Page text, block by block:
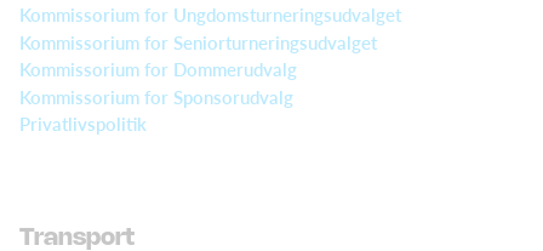
Kommissorium for Ungdomsturneringsudvalget
Kommissorium for Seniorturneringsudvalget
Kommissorium for Dommerudvalg
Kommissorium for Sponsorudvalg
Privatlivspolitik
Transport